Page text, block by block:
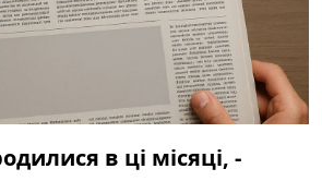
в ці місяці, -